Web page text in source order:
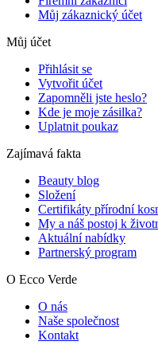
Můj zákaznický účet
Můj účet
Přihlásit se
Vytvořit účet
Zapomněli jste heslo?
Kde je moje zásilka?
Uplatnit poukaz
Zajímavá fakta
Beauty blog
Složení
Certifikáty přírodní
My a náš postoj k
Aktuální nabídky
Partnerský program
O Ecco Verde
O nás
Naše společnost
Kontakt